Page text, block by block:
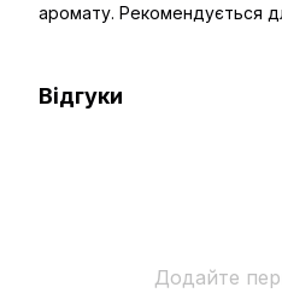
аромату. Рекомендується
Відгуки
Додайте